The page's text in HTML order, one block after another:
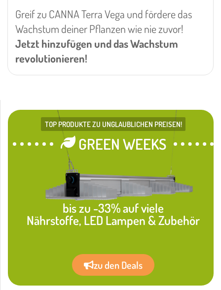
Greif zu CANNA Terra Vega und fördere das
Wachstum deiner Pflanzen wie nie zuvor!
Jetzt hinzufügen und das Wachstum
revolutionieren!
TOP PRODUKTE ZU UNGLAUBLICHEN PREISEN!
GREEN WEEKS
bis zu -33% auf viele
Nährstoffe, LED Lampen & Zubehör
zu den Deals